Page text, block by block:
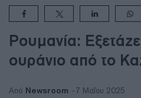
Ρουμανία:
ουράνιο από το
Από Newsroom 7 Μαΐου 2025